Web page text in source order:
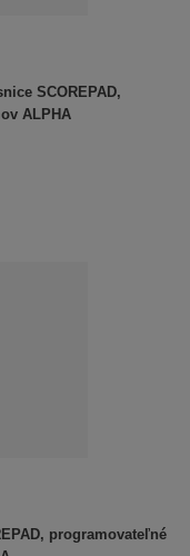
SCOREPAD,
ALPHA
programovateľné